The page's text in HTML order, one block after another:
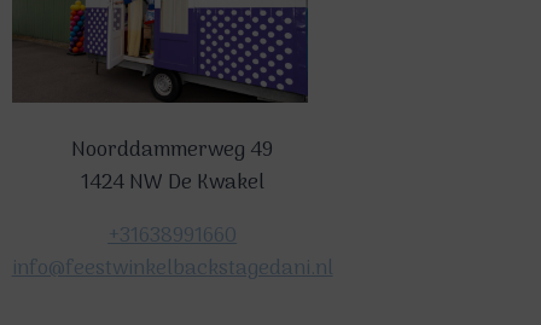
Noorddammerweg 49
1424 NW De Kwakel
+31638991660
info@feestwinkelbackstagedani.nl